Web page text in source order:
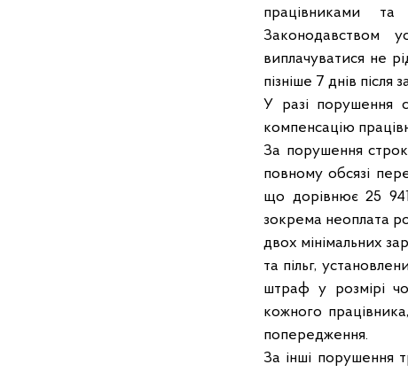
працівниками та
Законодавством
виплачуватися не
пізніше 7 днів після
У разі порушення
компенсацію
За порушення
повному обсязі
що дорівнює 25 941
зокрема неоплата
двох мінімальних
та пільг,
штраф у розмірі
кожного
попередження.
За інші порушення